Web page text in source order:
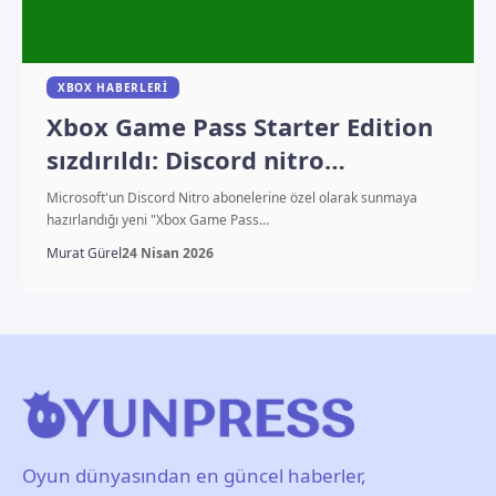
XBOX HABERLERI
Xbox Game Pass Starter Edition
sızdırıldı: Discord nitro
abonelerine müjde!
Microsoft'un Discord Nitro abonelerine özel olarak sunmaya
hazırlandığı yeni "Xbox Game Pass…
Murat Gürel24 Nisan 2026
Oyun dünyasından en güncel haberler,